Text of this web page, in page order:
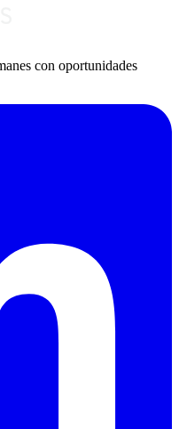
con oportunidades